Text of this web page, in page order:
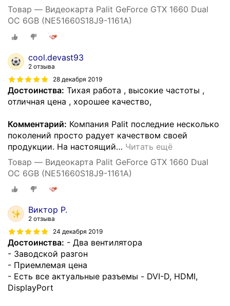
Товар — Видеокарта Palit GeForce GTX 1660 Dual
OC 6GB (NE51660S18J9-1161A)
cool.devast93
2 отзыва
28 декабря 2019
Достоинства: Тихая работа , высокие частоты ,
отличная цена , хорошее качество,
Комментарий: Компания Palit последние несколько
поколений просто радует качеством своей
продукции. На настоящий… Читать ещё
Товар — Видеокарта Palit GeForce GTX 1660 Dual
OC 6GB (NE51660S18J9-1161A)
Виктор Р.
2 отзыва
24 декабря 2019
Достоинства: - Два вентилятора
- Заводской разгон
- Приемлемая цена
- Есть все актуальные разъемы - DVI-D, HDMI,
DisplayPort